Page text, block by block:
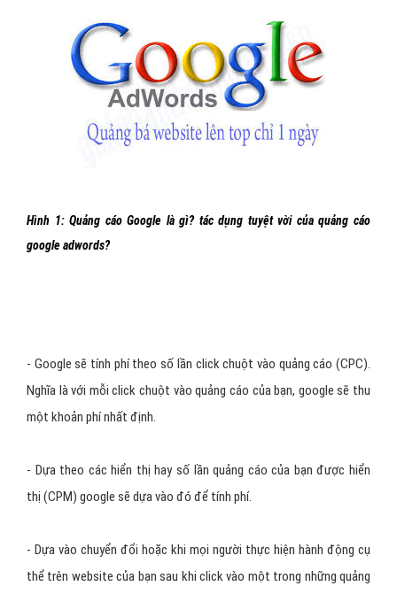
Hình 1: Quảng cáo Google là gì? tác dụng tuyệt vời của quảng cáo
google adwords?
- Google sẽ tính phí theo số lần click chuột vào quảng cáo (CPC).
Nghĩa là với mỗi click chuột vào quảng cáo của bạn, google sẽ thu
một khoản phí nhất định.
- Dựa theo các hiển thị hay số lần quảng cáo của bạn được hiển
thị (CPM) google sẽ dựa vào đó để tính phí.
- Dựa vào chuyển đổi hoặc khi mọi người thực hiện hành động cụ
thể trên website của bạn sau khi click vào một trong những quảng